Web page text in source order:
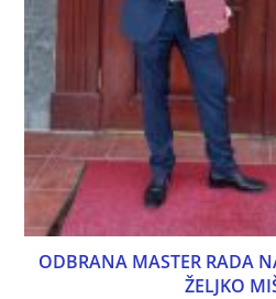
ODBRANA MASTER RADA
ŽELJKO